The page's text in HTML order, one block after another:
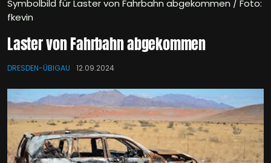
Symbolbild für Laster von Fahrbahn abgekommen / Foto:
fkevin
Laster von Fahrbahn abgekommen
DRESDEN-ÜBIGAU 12.09.2024